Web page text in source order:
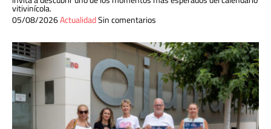
vitivinícola.
05/08/2026ActualidadSin comentarios